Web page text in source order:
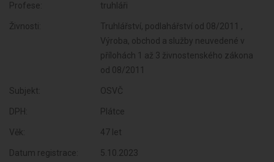
Profese: truhláři
Živnosti:
Truhlářství, podlahářství od 08/2011 ,
Výroba, obchod a služby neuvedené v
přílohách 1 až 3 živnostenského zákona
od 08/2011
Subjekt: OSVČ
DPH: Plátce
Věk: 47 let
Datum registrace: 5.10.2023